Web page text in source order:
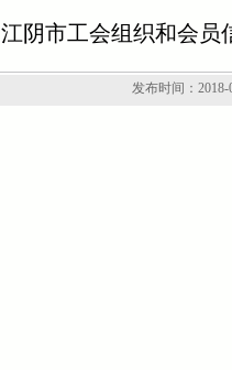
江阴市工会组织和会员
发布时间：2018-